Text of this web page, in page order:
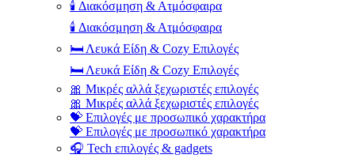
🕯️ Διακόσμηση & Ατμόσφαιρα
🕯️ Διακόσμηση & Ατμόσφαιρα
🛏️ Λευκά Είδη & Cozy Επιλογές
🛏️ Λευκά Είδη & Cozy Επιλογές
🎀 Μικρές αλλά ξεχωριστές επιλογές
🎀 Μικρές αλλά ξεχωριστές επιλογές
💝 Επιλογές με προσωπικό χαρακτήρα
💝 Επιλογές με προσωπικό χαρακτήρα
🎧 Tech επιλογές & gadgets